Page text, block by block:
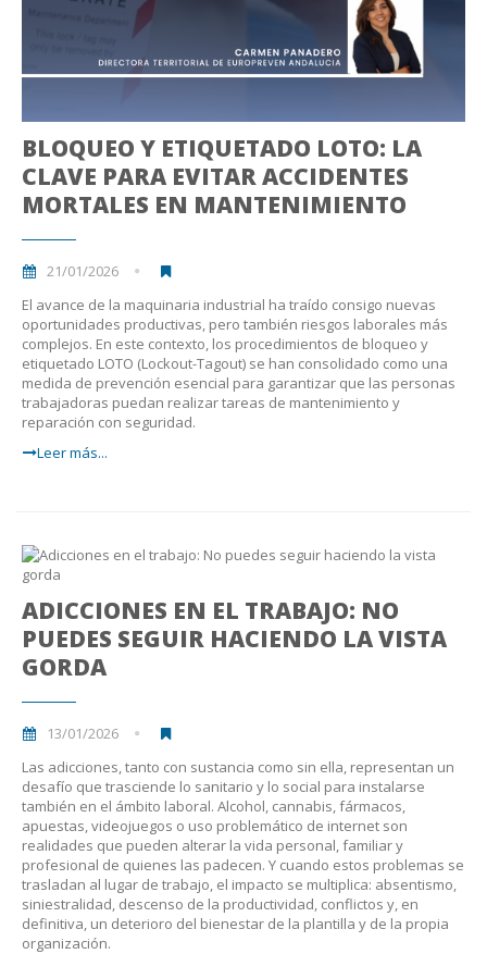
BLOQUEO Y ETIQUETADO LOTO: LA
CLAVE PARA EVITAR ACCIDENTES
MORTALES EN MANTENIMIENTO
21/01/2026
El avance de la maquinaria industrial ha traído consigo nuevas
oportunidades productivas, pero también riesgos laborales más
complejos. En este contexto, los procedimientos de bloqueo y
etiquetado LOTO (Lockout-Tagout) se han consolidado como una
medida de prevención esencial para garantizar que las personas
trabajadoras puedan realizar tareas de mantenimiento y
reparación con seguridad.
Leer más...
ADICCIONES EN EL TRABAJO: NO
PUEDES SEGUIR HACIENDO LA VISTA
GORDA
13/01/2026
Las adicciones, tanto con sustancia como sin ella, representan un
desafío que trasciende lo sanitario y lo social para instalarse
también en el ámbito laboral. Alcohol, cannabis, fármacos,
apuestas, videojuegos o uso problemático de internet son
realidades que pueden alterar la vida personal, familiar y
profesional de quienes las padecen. Y cuando estos problemas se
trasladan al lugar de trabajo, el impacto se multiplica: absentismo,
siniestralidad, descenso de la productividad, conflictos y, en
definitiva, un deterioro del bienestar de la plantilla y de la propia
organización.